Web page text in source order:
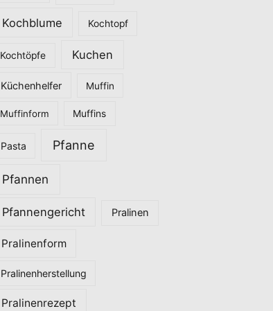
Kochblume Kochtopf
Kochtöpfe Kuchen
Küchenhelfer Muffin
Muffinform Muffins
Pasta Pfanne
Pfannen
Pfannengericht Pralinen
Pralinenform
Pralinenherstellung
Pralinenrezept